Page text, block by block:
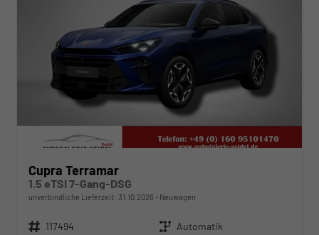
Cupra Terramar
1.5 eTSI 7-Gang-DSG
unverbindliche Lieferzeit: 31.10.2026 Neuwagen
Fahrzeugnr. 117494 Getriebe Automatik